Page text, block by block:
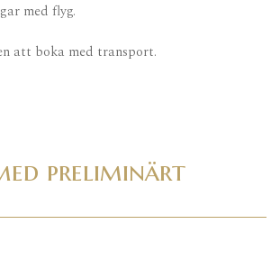
med flyg.
att boka med transport.
preliminärt